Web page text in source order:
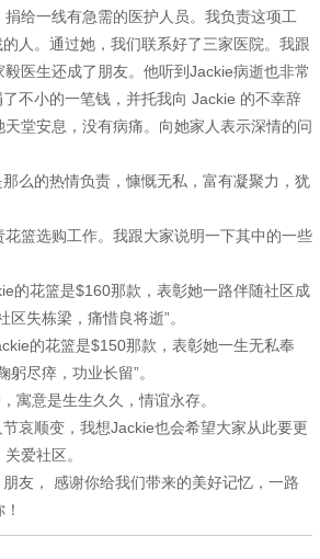
给一线有急需的医护人员。我负责这项工
人。通过她，我们联系好了三家医院。我跟
医生还成了朋友。他听到Jackie病逝也非常
不小的一笔钱，并托我向 Jackie 的不幸辞
堂安息，没有病痛。向她家人表示深情的问
么的热情负责，慷慨无私，富有凝聚力，犹
篮选购工作。我跟大家说明一下其中的一些
的花篮是$160那款，表彰她一路伴随社区成
失栋梁，痛惜良将逝”。
的花篮是$150那款，表彰她一生无私奉
尽瘁，功业长留”。
寓意是生生久久，情谊永存。
哀顺变，我想Jackie也会希望大家从此要更
爱社区。
友， 感谢你给我们带来的美好记忆，一路